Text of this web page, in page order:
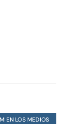
EN LOS MEDIOS